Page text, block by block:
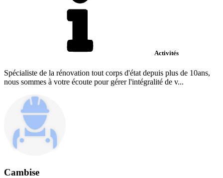
Activités
Spécialiste de la rénovation tout corps d'état depuis plus de 10ans,
nous sommes à votre écoute pour gérer l'intégralité de v...
Cambise